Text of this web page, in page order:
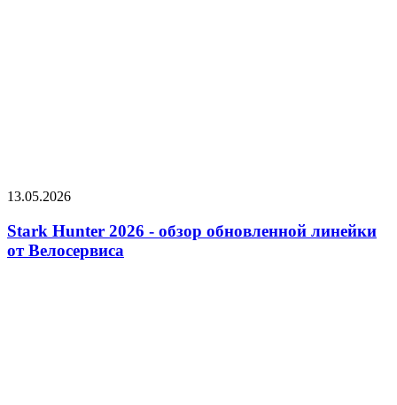
13.05.2026
Stark Hunter 2026 - обзор обновленной линейки
от Велосервиса